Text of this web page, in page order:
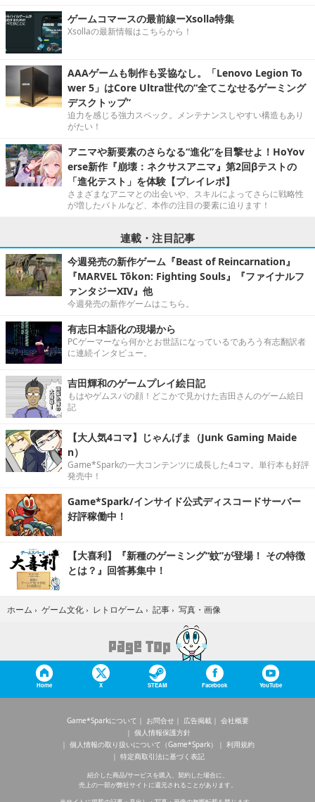
ゲームコマースの最前線ーXsolla特集
Xsollaの最新情報はこちらから！
AAAゲームも制作も妥協なし。「Lenovo Legion To
wer 5」はCore Ultra世代の“全てこなせるゲーミング
デスクトップ”
迫力を感じる強力スペック。メンテナンスしやすい構造もあり
がたい！
アニマや新要素のさらなる“進化”を目撃せよ！HoYov
erse新作『崩壊：ネクサスアニマ』第2回βテストの
「進化テスト」を体験【プレイレポ】
さまざまなアニマとの出会いや、スキルによってさらに戦略性
が増したバトルなど、本作の注目の要素に迫ります！
連載・注目記事
今週発売の新作ゲーム『Beast of Reincarnation』
『MARVEL Tōkon: Fighting Souls』『ファイナルフ
ァンタジーXIV』他
今週発売の新作ゲームはこちら。
有志日本語化の現場から
PCゲーマーなら何かとお世話になっているであろう有志翻訳者
に連続インタビュー。
吉田輝和のゲームプレイ絵日記
もはやゲムスパの顔！どこかで見かけた吉田さんのゲーム絵日
記
【大人気4コマ】じゃんげま（Junk Gaming Maide
n）
Game*Sparkの一大コンテンツに成長した4コマ。単行本も好評
発売中！
Game*Spark/インサイド公式ディスコードサーバー
好評稼働中！
【大喜利】『新種のゲーミング“蚊”が登場！ その特徴
とは？』回答募集中！
ホーム › ゲーム文化 › レトロゲーム › 記事 › 写真・画像
Home X STEAM Facebook YouTube
Game*Sparkについて お問合せ 広告掲載
会社概要
個人情報保護方針
個人情報の取り扱いについて（Game*Spark）
利用規約
特定商取引法に基づく表記
紹介した商品/サービスを購入、契約した場合に、
売上の一部が弊社サイトに還元されることがあります。